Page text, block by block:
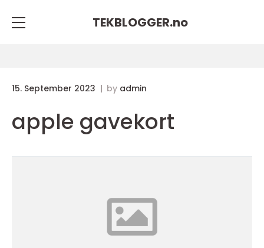
TEKBLOGGER.no
15. September 2023 by admin
apple gavekort